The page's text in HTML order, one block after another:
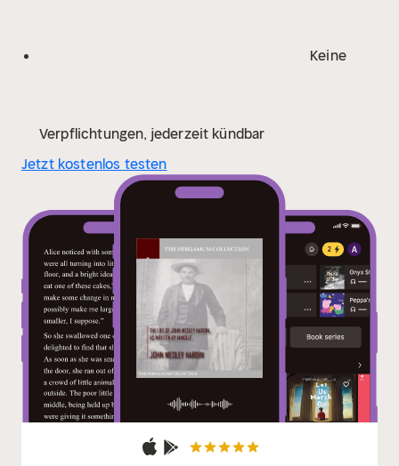
Keine
Verpflichtungen, jederzeit kündbar
Jetzt kostenlos testen